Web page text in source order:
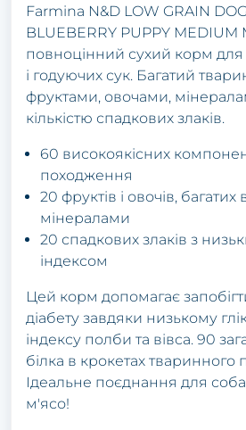
Farmina N&D LOW GRAIN
BLUEBERRY PUPPY MEDIUM
повноцінний сухий корм для
і годуючих сук. Багатий
фруктами, овочами,
кількістю спадкових злаків.
60 високоякісних
походження
20 фруктів і овочів, багатих
мінералами
20 спадкових злаків з
індексом
Цей корм допомагає
діабету завдяки низькому
індексу полби та вівса. 90
білка в крокетах
Ідеальне поєднання для
м'ясо!